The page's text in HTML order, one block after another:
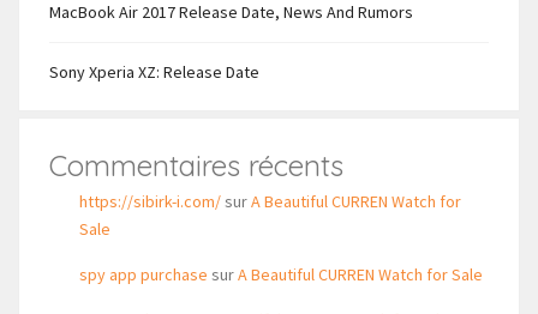
MacBook Air 2017 Release Date, News And Rumors
Sony Xperia XZ: Release Date
Commentaires récents
https://sibirk-i.com/surA Beautiful CURREN Watch for
Sale
spy app purchase surA Beautiful CURREN Watch for Sale